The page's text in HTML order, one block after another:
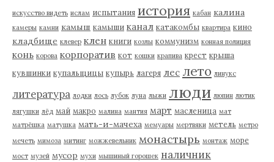
искусство видеть ислам испытания история кабан калина
камеры камни камыш камыши канал катакомбы квартира кино
кладбище клевер клен книги козлы коммунизм конная полиция
конь корова корпоратив кот кошки крапива крест крыша
кувшинки купальщицы купырь лагеря лес лето линукс
литература лодки лось лубок луна лыжи люди люпин лютик
лягушки лёд май макро малина мантия март масленица мат
матрёшка матушка мать-и-мачеха мемуары мертвяки метель метро
мечеть мимоза митинг можжевельник монастырь монтаж море
мост музей мусор мухи мышиный горошек наличник